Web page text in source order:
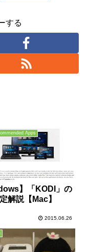
する
Apps
】「KODI」の
解説【Mac】
2015.06.26